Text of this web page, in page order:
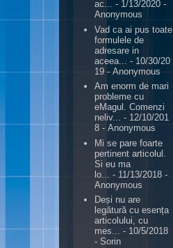
ac... - 1/13/2020 -
Anonymous
Vad ca ai pus toate
formulele de
adresare in
aceea...
- 10/30/20
19 - Anonymous
Am enorm de mari
probleme cu
eMagul. Comenzi
neliv... - 12/10/201
8 - Anonymous
Mi se pare foarte
pertinent articolul.
Si eu ma
lo...
- 11/13/2018 -
Anonymous
Deși nu are
legătură cu esența
articolului, cu
mes... - 10/5/2018
- Sorin